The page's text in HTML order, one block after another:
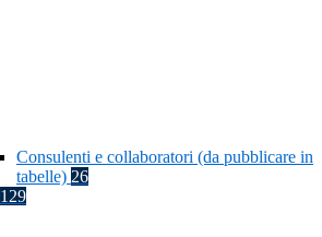
Consulenti e collaboratori (da pubblicare in
tabelle) 26
129